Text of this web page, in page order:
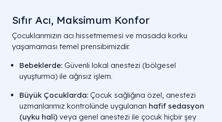
Sıfır Acı, Maksimum Konfor
Çocuklarımızın acı hissetmemesi ve masada korku
yaşamaması temel prensibimizdir.
Bebeklerde: Güvenli lokal anestezi (bölgesel
uyuşturma) ile ağrısız işlem.
Büyük Çocuklarda: Çocuk sağlığına özel, anestezi
uzmanlarımız kontrolünde uygulanan hafif sedasyon
(uyku hali) veya genel anestezi ile çocuk hiçbir şey